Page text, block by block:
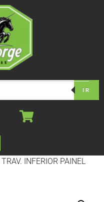
IR
INFERIOR PAINEL